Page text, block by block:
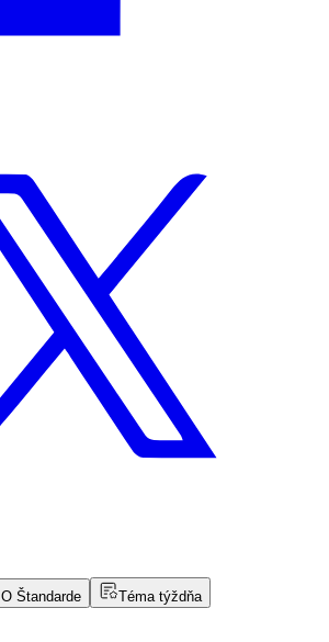
O Štandarde
Téma týždňa